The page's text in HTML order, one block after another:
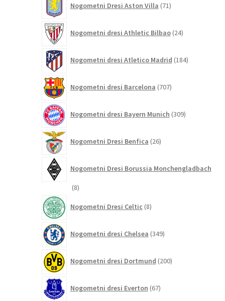
Nogometni Dresi Aston Villa 71izdelkov
Nogometni dresi Athletic Bilbao 24izdelkov
Nogometni dresi Atletico Madrid 184izdelkov
Nogometni dresi Barcelona 707izdelkov
Nogometni dresi Bayern Munich 309izdelkov
Nogometni Dresi Benfica 26izdelkov
Nogometni Dresi Borussia Monchengladbach
88
Nogometni Dresi Celtic 8izdelkov
Nogometni dresi Chelsea 349izdelkov
Nogometni dresi Dortmund 200izdelkov
Nogometni dresi Everton 67izdelkov